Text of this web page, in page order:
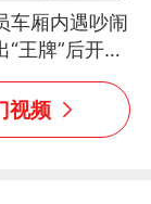
车厢内遇吵闹
“王牌”后开启
视频